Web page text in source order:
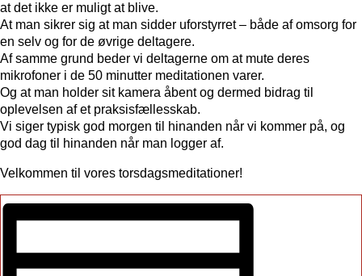
at det ikke er muligt at blive.
At man sikrer sig at man sidder uforstyrret – både af omsorg for
en selv og for de øvrige deltagere.
Af samme grund beder vi deltagerne om at mute deres
mikrofoner i de 50 minutter meditationen varer.
Og at man holder sit kamera åbent og dermed bidrag til
oplevelsen af et praksisfællesskab.
Vi siger typisk god morgen til hinanden når vi kommer på, og
god dag til hinanden når man logger af.
Velkommen til vores torsdagsmeditationer!